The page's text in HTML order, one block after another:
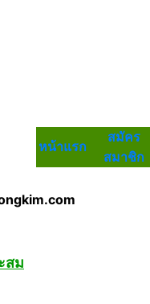
หน้าแรก
สมัคร
สมาชิก
สม